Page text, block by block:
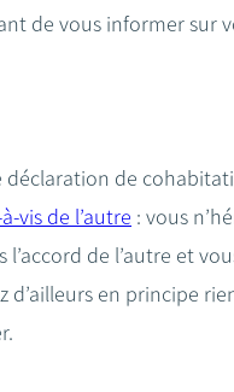
de vous informer sur
de
vis de l’autre : vous
l’accord de l’autre et
en principe